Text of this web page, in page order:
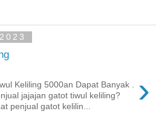
›
Keliling 5000an Dapat Banyak .
jajajan gatot tiwul keliling?
penjual gatot kelilin...